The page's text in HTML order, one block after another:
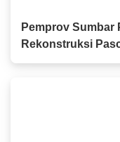
Pemprov Sumbar
Rekonstruksi
Time